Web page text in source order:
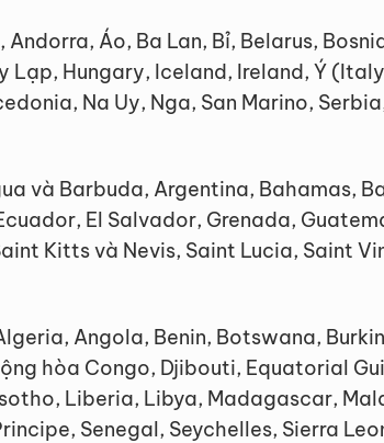
Andorra, Áo, Ba Lan, Bỉ, Belarus,
Lạp, Hungary, Iceland, Ireland, Ý
Na Uy, Nga, San Marino,
và Barbuda, Argentina, Bahamas,
El Salvador, Grenada,
Kitts và Nevis, Saint Lucia, Saint
Angola, Benin, Botswana,
hòa Congo, Djibouti, Equatorial
Liberia, Libya, Madagascar,
Senegal, Seychelles, Sierra